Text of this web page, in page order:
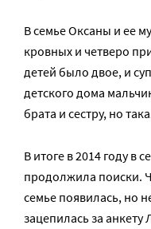
В семье Оксаны и ее
кровных и четверо
детей было двое, и
детского дома
брата и сестру, но
В итоге в 2014 году в
продолжила поиски.
семье появилась, но
зацепилась за